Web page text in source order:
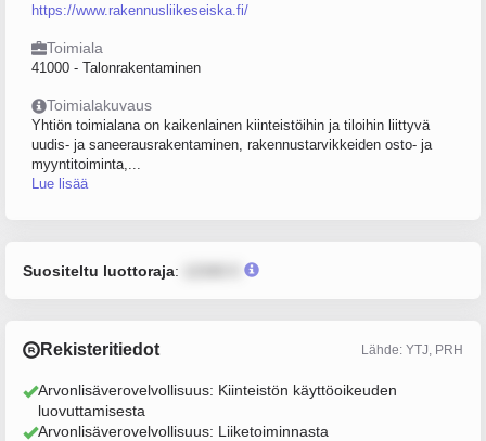
https://www.rakennusliikeseiska.fi/
Toimiala
41000 - Talonrakentaminen
Toimialakuvaus
Yhtiön toimialana on kaikenlainen kiinteistöihin ja tiloihin liittyvä
uudis- ja saneerausrakentaminen, rakennustarvikkeiden osto- ja
myyntitoiminta,...
Lue lisää
Suositeltu luottoraja:
Rekisteritiedot Lähde: YTJ, PRH
Arvonlisäverovelvollisuus: Kiinteistön käyttöoikeuden
luovuttamisesta
Arvonlisäverovelvollisuus: Liiketoiminnasta